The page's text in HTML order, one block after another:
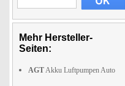
Mehr Hersteller-
Seiten:
AGTAkku Luftpumpen Auto